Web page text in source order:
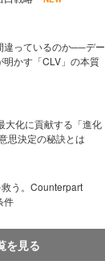
違っているのか──デー
かす「CLV」の本質
大化に貢献する「進化
思決定の秘訣とは
救う。Counterpart
件
を見る